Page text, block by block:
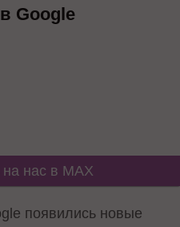
Google
нас в MAX
появились новые